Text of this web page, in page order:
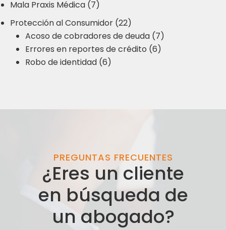
Mala Praxis Médica (7)
Protección al Consumidor (22)
Acoso de cobradores de deuda (7)
Errores en reportes de crédito (6)
Robo de identidad (6)
PREGUNTAS FRECUENTES
¿Eres un cliente
en búsqueda de
un abogado?